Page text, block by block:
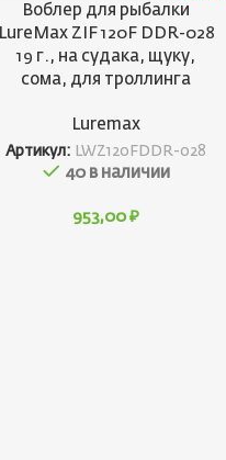
Воблер для рыбалки
LureMax ZIF 120F DDR-028
19 г., на судака, щуку,
сома, для троллинга
Luremax
Артикул: LWZ120FDDR-028
40 в наличии
953,00 ₽